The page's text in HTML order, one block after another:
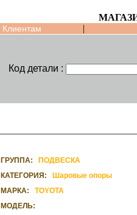
Клиентам |
Код детали :
ГРУППА:
ПОДВЕСКА
КАТЕГОРИЯ:
Шаровые опоры
МАРКА:
TOYOTA
МОДЕЛЬ: